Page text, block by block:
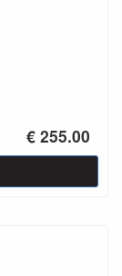
€ 255.00